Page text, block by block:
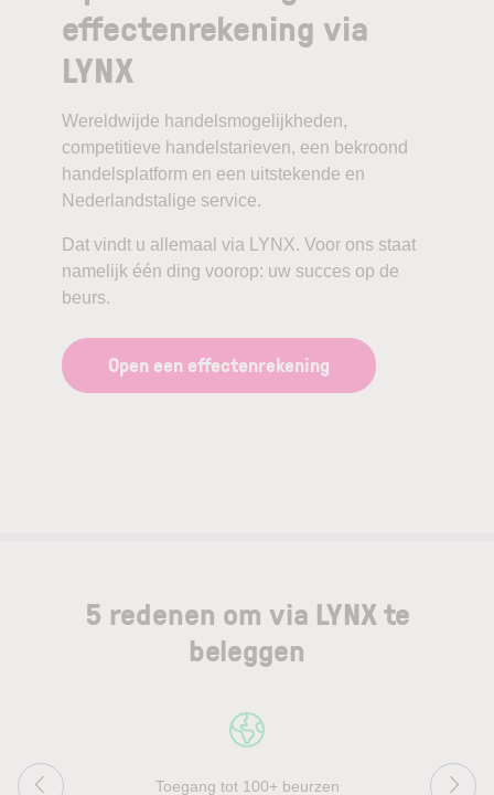
effectenrekening via
LYNX
Wereldwijde handelsmogelijkheden,
competitieve handelstarieven, een bekroond
handelsplatform en een uitstekende en
Nederlandstalige service.
Dat vindt u allemaal via LYNX. Voor ons staat
namelijk één ding voorop: uw succes op de
beurs.
Open een effectenrekening
5 redenen om via LYNX te
beleggen
Toegang tot 100+ beurzen